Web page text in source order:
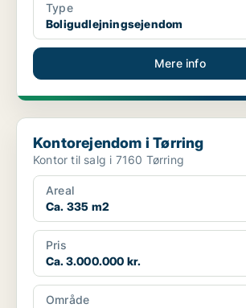
Type
Boligudlejningsejendom
Mere info
Kontorejendom i Tørring
Kontorejendom i Tørring
Kontor til salg i 7160 Tørring
Areal
Ca. 335 m2
Pris
Ca. 3.000.000 kr.
Område